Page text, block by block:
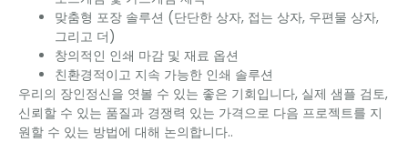
맞춤형 포장 솔루션 (단단한 상자, 접는 상자, 우편물 상자,
그리고 더)
창의적인 인쇄 마감 및 재료 옵션
친환경적이고 지속 가능한 인쇄 솔루션
우리의 장인정신을 엿볼 수 있는 좋은 기회입니다, 실제 샘플 검토,
신뢰할 수 있는 품질과 경쟁력 있는 가격으로 다음 프로젝트를 지
원할 수 있는 방법에 대해 논의합니다..